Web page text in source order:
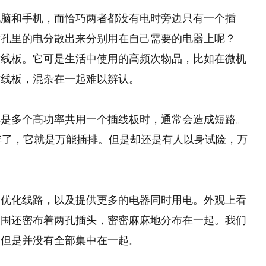
和手机，而恰巧两者都没有电时旁边只有一个插
里的电分散出来分别用在自己需要的电器上呢？
。它可是生活中使用的高频次物品，比如在微机
板，混杂在一起难以辨认。
多个高功率共用一个插线板时，通常会造成短路。
，它就是万能插排。但是却还是有人以身试险，万
化线路，以及提供更多的电器同时用电。外观上看
还密布着两孔插头，密密麻麻地分布在一起。我们
是并没有全部集中在一起。